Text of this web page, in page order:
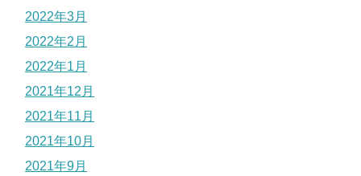
2022年3月
2022年2月
2022年1月
2021年12月
2021年11月
2021年10月
2021年9月